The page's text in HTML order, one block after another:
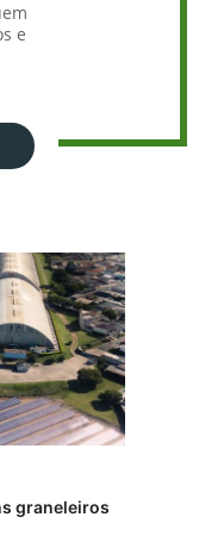
e
graneleiros